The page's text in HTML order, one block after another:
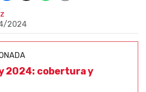
2024
2024: cobertura y